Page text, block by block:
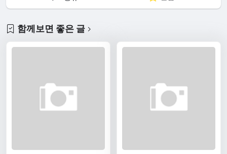
함께보면 좋은 글